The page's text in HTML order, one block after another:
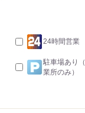
24時間営業
駐車場あり
業所のみ）